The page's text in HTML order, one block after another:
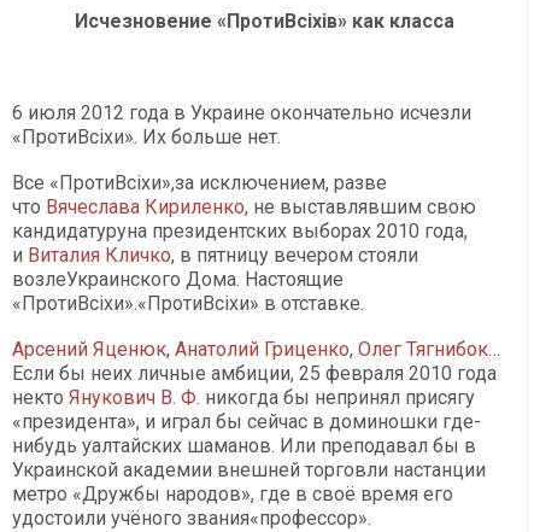
Исчезновение «ПротиВсіхів» как класса
6 июля 2012 года в Украине окончательно исчезли
«Проти Всіхи». Их больше нет.
Все «Проти Всіхи»,за исключением, разве
что Вячеслава Кириленко, не выставлявшим свою
кандидатуруна президентских выборах 2010 года,
и Виталия Кличко, в пятницу вечером стояли
возлеУкраинского Дома. Настоящие
«Проти Всіхи».«Проти Всіхи» в отставке.
Арсений Яценюк, Анатолий Гриценко, Олег Тягнибок…
Если бы неих личные амбиции, 25 февраля 2010 года
некто Янукович В. Ф. никогда бы непринял присягу
«президента», и играл бы сейчас в доминошки где-
нибудь уалтайских шаманов. Или преподавал бы в
Украинской академии внешней торговли настанции
метро «Дружбы народов», где в своё время его
удостоили учёного звания«профессор».